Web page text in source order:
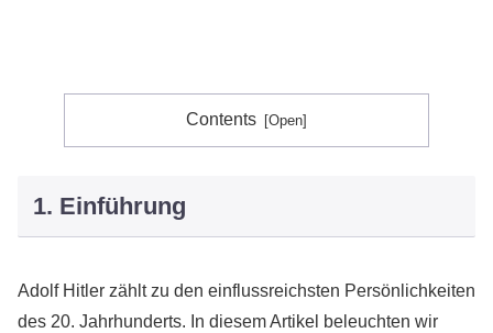
Contents
1. Einführung
Adolf Hitler zählt zu den einflussreichsten Persönlichkeiten
des 20. Jahrhunderts. In diesem Artikel beleuchten wir